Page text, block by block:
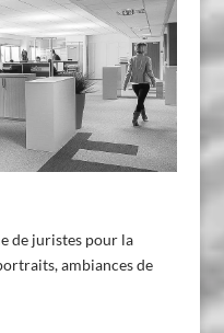
de juristes pour la
ambiances de